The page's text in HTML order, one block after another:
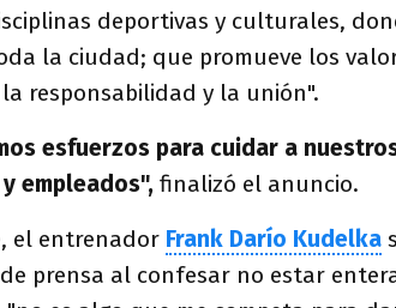
deportivas y culturales,
la ciudad; que promueve los
responsabilidad y la unión".
esfuerzos para cuidar a
empleados", finalizó el anuncio.
el entrenador Frank Darío Kudelka
prensa al confesar no estar